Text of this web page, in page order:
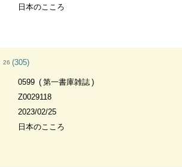
日本のこころ
26 (305)
0599
第一書庫雑誌
Z0029118
2023/02/25
日本のこころ